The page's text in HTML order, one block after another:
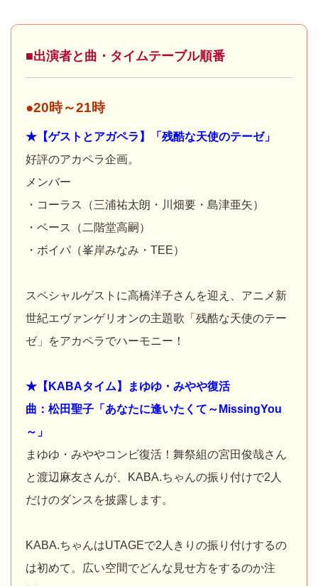
■出演者と曲・タイムテーブル順番
●20時～21時
★【ゲストとアガペラ】「残酷な天使のテーゼ」
好評のアカペラ企画。
メンバー
・コーラス（三浦祐太朗・川畑要・島津亜矢）
・ベース（二階堂高嗣）
・ボイパ（峯岸みなみ・TEE）
スペシャルゲストに高橋洋子さんを迎え、アニメ新
世紀エヴァンゲリオンの主題歌「残酷な天使のテー
ゼ」をアカペラでハーモニー！
★【KABAタイム】まゆゆ・みやや復活
曲：松田聖子「あなたに逢いたくて～MissingYou
～」
まゆゆ・みややコンビ復活！舞祭組の宮田俊哉さん
と渡辺麻友さんが、KABA.ちゃんの振り付けで2人
だけのダンスを披露します。
KABA.ちゃんはUTAGEで2人きりの振り付けするの
は初めて。広い空間でどんな見せ方をするのか注